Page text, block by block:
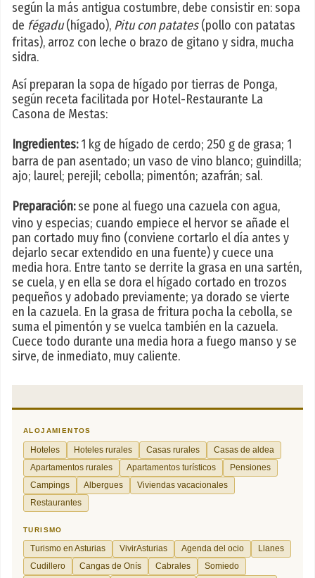
según la más antigua costumbre, debe consistir en: sopa
de fégadu(hígado), Pitu con patates(pollo con patatas
fritas), arroz con leche o brazo de gitano y sidra, mucha
sidra.
Así preparan la sopa de hígado por tierras de Ponga,
según receta facilitada por Hotel-Restaurante La
Casona de Mestas:
Ingredientes:1 kg de hígado de cerdo; 250 g de grasa; 1
barra de pan asentado; un vaso de vino blanco; guindilla;
ajo; laurel; perejil; cebolla; pimentón; azafrán; sal.
Preparación:se pone al fuego una cazuela con agua,
vino y especias; cuando empiece el hervor se añade el
pan cortado muy fino (conviene cortarlo el día antes y
dejarlo secar extendido en una fuente) y cuece una
media hora. Entre tanto se derrite la grasa en una sartén,
se cuela, y en ella se dora el hígado cortado en trozos
pequeños y adobado previamente; ya dorado se vierte
en la cazuela. En la grasa de fritura pocha la cebolla, se
suma el pimentón y se vuelca también en la cazuela.
Cuece todo durante una media hora a fuego manso y se
sirve, de inmediato, muy caliente.